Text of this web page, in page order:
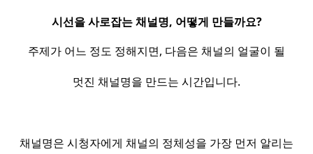
시선을 사로잡는 채널명, 어떻게 만들까요?
주제가 어느 정도 정해지면, 다음은 채널의 얼굴이 될
멋진 채널명을 만드는 시간입니다.
채널명은 시청자에게 채널의 정체성을 가장 먼저 알리는